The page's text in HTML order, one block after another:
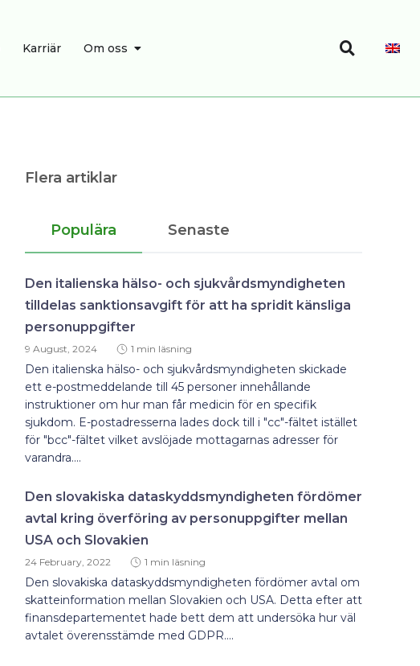
Karriär Om oss OPEN OM OSS SearchSEARCH
Flera artiklar
Populära Senaste
Den italienska hälso- och sjukvårdsmyndigheten
tilldelas sanktionsavgift för att ha spridit känsliga
personuppgifter
9 August, 2024 1 min läsning
Den italienska hälso- och sjukvårdsmyndigheten skickade
ett e-postmeddelande till 45 personer innehållande
instruktioner om hur man får medicin för en specifik
sjukdom. E-postadresserna lades dock till i "cc"-fältet istället
för "bcc"-fältet vilket avslöjade mottagarnas adresser för
varandra....
Den slovakiska dataskyddsmyndigheten fördömer
avtal kring överföring av personuppgifter mellan
USA och Slovakien
24 February, 2022 1 min läsning
Den slovakiska dataskyddsmyndigheten fördömer avtal om
skatteinformation mellan Slovakien och USA. Detta efter att
finansdepartementet hade bett dem att undersöka hur väl
avtalet överensstämde med GDPR....